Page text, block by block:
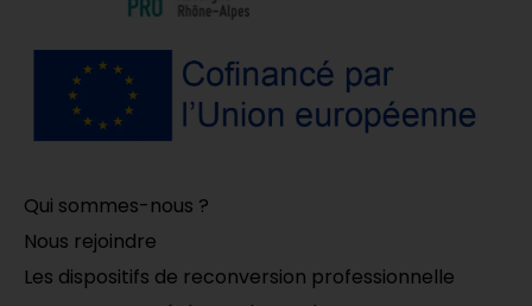
Qui sommes-nous ?
Nous rejoindre
Les dispositifs de reconversion professionnelle